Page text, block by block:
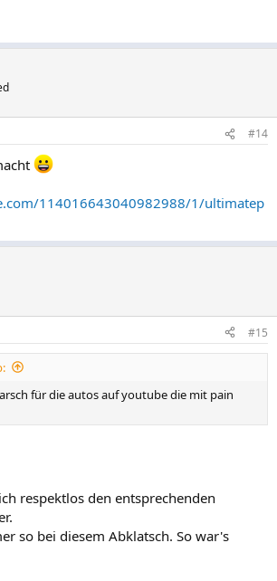
#14
114016643040982988/1/ultimatep
#15
für die autos auf youtube die mit pain
respektlos den entsprechenden
so bei diesem Abklatsch. So war's